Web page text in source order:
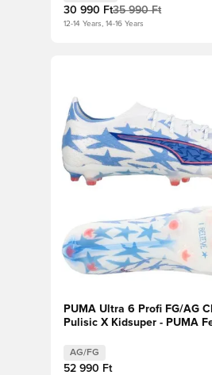
30 990 Ft35 990 Ft
12-14 Years, 14-16 Years
Megnyit egy modált a
PUMA Ultra 6 Profi FG/AG
Pulisic X Kidsuper - PUMA
AG/FG
52 990 Ft